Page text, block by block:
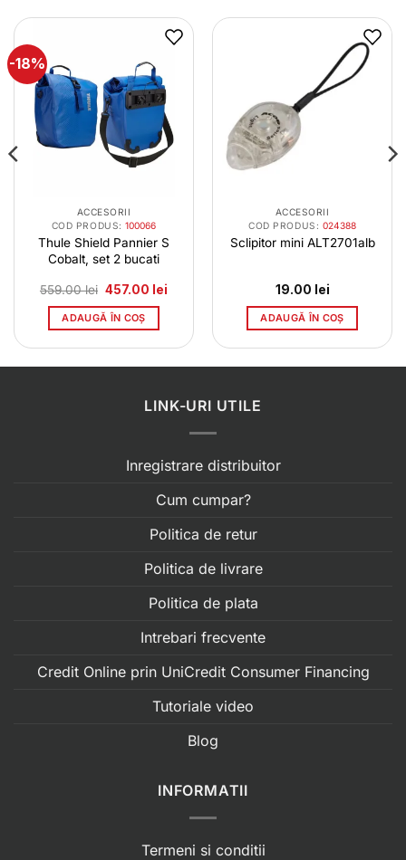
-18%
ACCESORII
COD PRODUS:100066
Thule Shield Pannier S
Cobalt, set 2 bucati
559.00lei Prețul
a
fost:
457.00 lei
ADAUGĂ ÎN COȘ
ACCESORII
COD PRODUS: 024388
Sclipitor mini ALT2701alb
19.00 lei
ADAUGĂ ÎN COȘ
LINK-URI UTILE
Inregistrare distribuitor
Cum cumpar?
Politica de retur
Politica de livrare
Politica de plata
Intrebari frecvente
Credit Online prin UniCredit Consumer Financing
Tutoriale video
Blog
INFORMATII
Termeni si conditii